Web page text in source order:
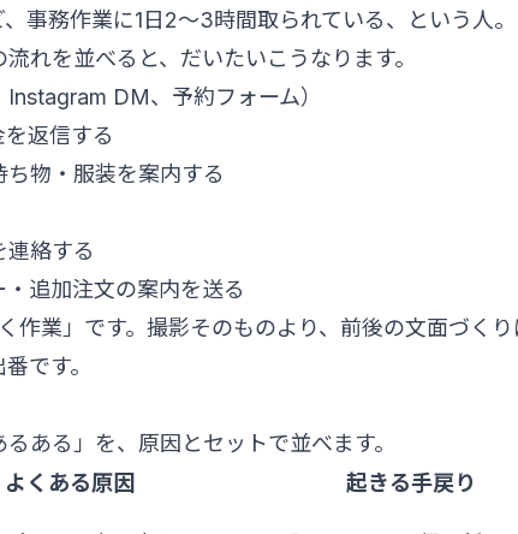
事務作業に1日2〜3時間取られている、という人。
れを並べると、だいたいこうなります。
DM、予約フォーム）
返信する
物・服装を案内する
絡する
追加注文の案内を送る
作業」です。撮影そのものより、前後の文面づくり
です。
ある」を、原因とセットで並べます。
よくある原因
起きる手戻り